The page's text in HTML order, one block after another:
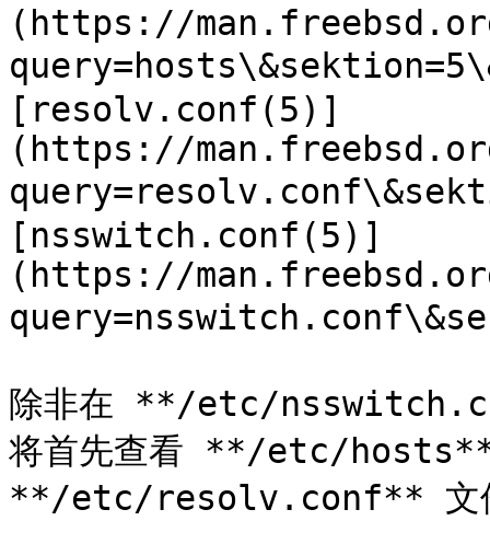
(https://
[resolv.conf(5)]
(https://
[nsswitch.conf(5)]
(https://
除非在 **/etc/
将首先查看 **/etc/hosts**
**/etc/resolv.conf** 文件